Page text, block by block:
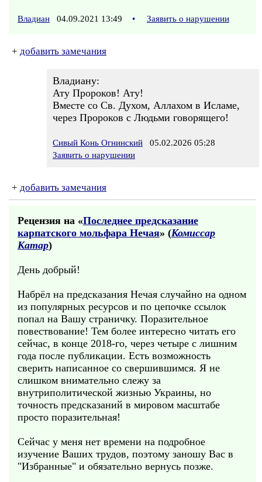
Владиан 04.09.2021 13:49 • Заявить о нарушении
+ добавить замечания
Владиану:
Ату Пророков! Ату!
Вместе со Св. Духом, Аллахом в Исламе,
через Пророков с Людьми говорящего!
Сивый Конь Огнинский 05.02.2026 05:28
Заявить о нарушении
+ добавить замечания
Рецензия на «Последнее предсказание
карпатского мольфара Нечая» (Комиссар
Катар)
День добрый!
Набрёл на предсказания Нечая случайно на одном
из популярных ресурсов и по цепочке ссылок
попал на Вашу страничку. Поразительное
повествование! Тем более интересно читать его
сейчас, в конце 2018-го, через четыре с лишним
года после публикации. Есть возможность
сверить написанное со свершившимся. Я не
слишком внимательно слежу за
внутриполитической жизнью Украины, но
точность предсказаний в мировом масштабе
просто поразительная!
Сейчас у меня нет времени на подробное
изучение Ваших трудов, поэтому заношу Вас в
"Избранные" и обязательно вернусь позже.